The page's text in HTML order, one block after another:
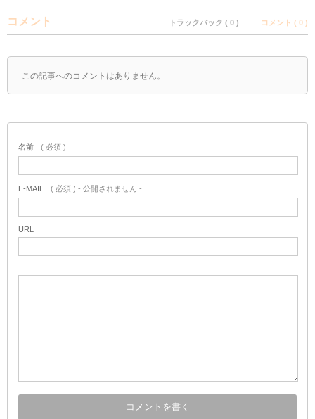
コメント トラックバック ( 0 ) コメント ( 0 )
この記事へのコメントはありません。
名前 ( 必須 )
E-MAIL ( 必須 ) - 公開されません -
URL